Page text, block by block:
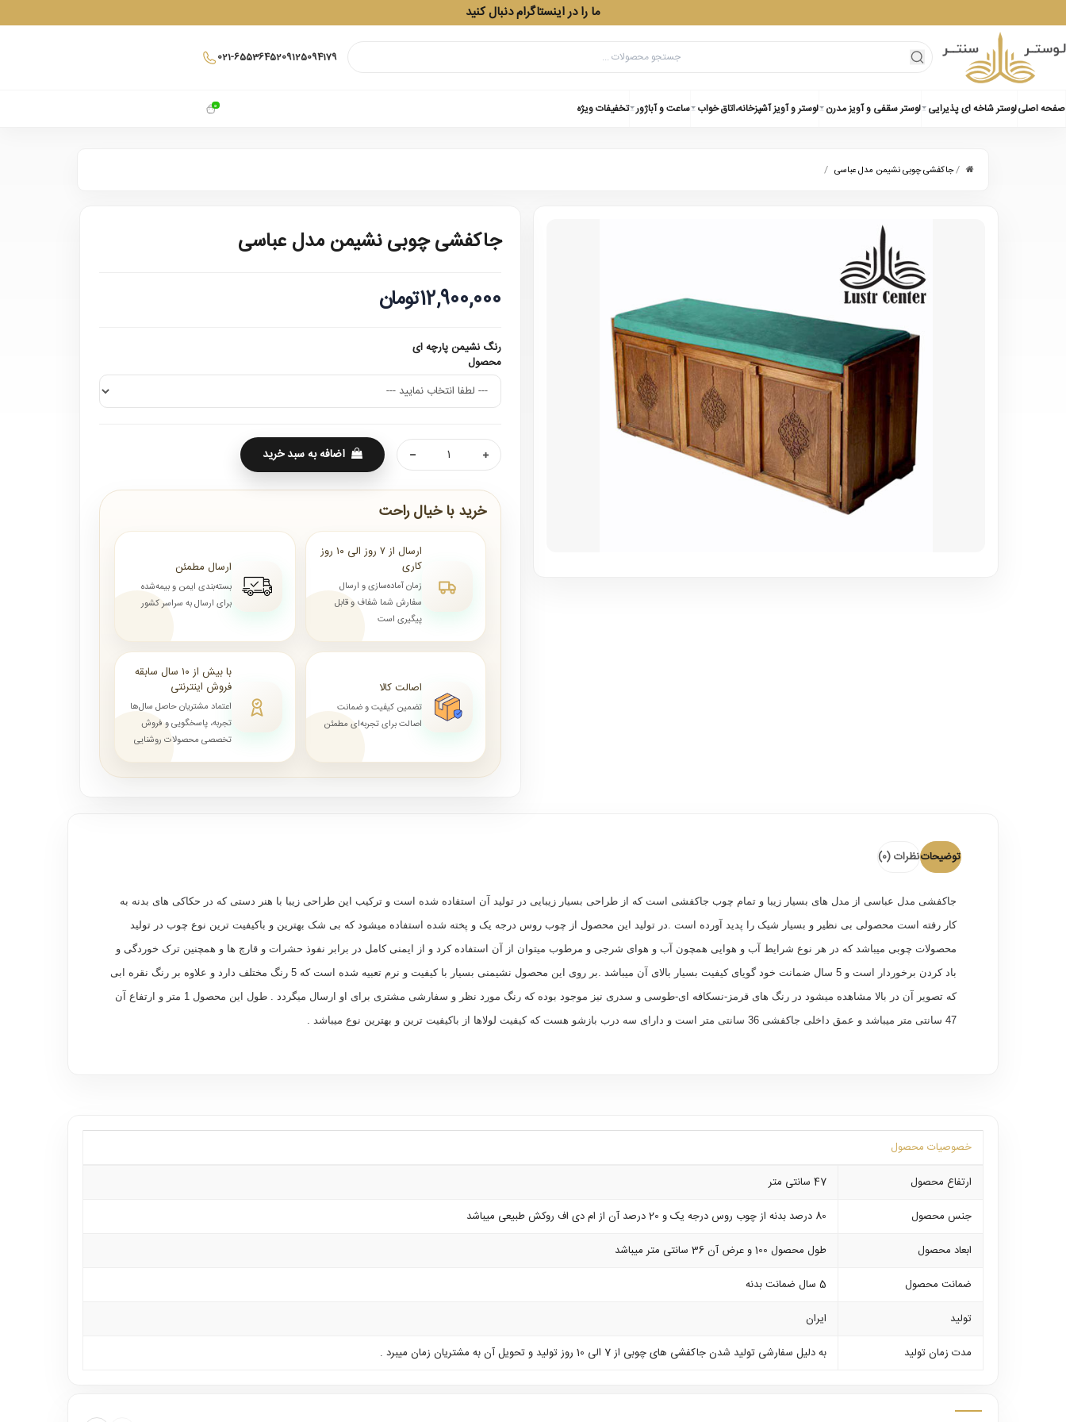
ما را در اینستاگرام دنبال کنید
021-6553645209125094179
0 صفحه اصلیلوستر شاخه ای پذیرایی لوستر سقفی و آویز مدرن لوستر و آویز آشپزخانه،اتاق خواب ساعت و آباژور تخفیفات ویژه
/جاکفشی چوبی نشیمن مدل عباسی /
جاکفشی چوبی نشیمن مدل عباسی
12,900,000تومان
رنگ نشیمن پارچه ای
محصول
اضافه به سبد خرید
خرید با خیال راحت
ارسال از ۷ روز الی ۱۰ روز
کاری
زمان آماده‌سازی و ارسال
سفارش شما شفاف و قابل
پیگیری است
ارسال مطمئن
بسته‌بندی ایمن و بیمه‌شده
برای ارسال به سراسر کشور
اصالت کالا
تضمین کیفیت و ضمانت
اصالت برای تجربه‌ای مطمئن
با بیش از ۱۰ سال سابقه
فروش اینترنتی
اعتماد مشتریان حاصل سال‌ها
تجربه، پاسخگویی و فروش
تخصصی محصولات روشنایی
توضیحاتنظرات (0)
جاکفشی مدل عباسی از مدل های بسیار زیبا و تمام چوب جاکفشی است که از طراحی بسیار زیبایی در تولید آن استفاده شده است و ترکیب این طراحی زیبا با هنر دستی که در حکاکی های بدنه به
کار رفته است محصولی بی نظیر و بسیار شیک را پدید آورده است .در تولید این محصول از چوب روس درجه یک و پخته شده استفاده میشود که بی شک بهترین و باکیفیت ترین نوع چوب در تولید
محصولات چوبی میباشد که در هر نوع شرایط آب و هوایی همچون آب و هوای شرجی و مرطوب میتوان از آن استفاده کرد و از ایمنی کامل در برابر نفوذ حشرات و قارچ ها و همچنین ترک خوردگی و
باد کردن برخوردار است و 5 سال ضمانت خود گویای کیفیت بسیار بالای آن میباشد .بر روی این محصول نشیمنی بسیار با کیفیت و نرم تعبیه شده است که 5 رنگ مختلف دارد و علاوه بر رنگ نقره ابی
که تصویر آن در بالا مشاهده میشود در رنگ های قرمز-نسکافه ای-طوسی و سدری نیز موجود بوده که رنگ مورد نظر و سفارشی مشتری برای او ارسال میگردد . طول این محصول 1 متر و ارتفاع آن
47 سانتی متر میباشد و عمق داخلی جاکفشی 36 سانتی متر است و دارای سه درب بازشو هست که کیفیت لولاها از باکیفیت ترین و بهترین نوع میباشد .
خصوصیات محصول
ارتفاع محصول
47 سانتی متر
جنس محصول
80 درصد بدنه از چوب روس درجه یک و 20 درصد آن از ام دی اف روکش طبیعی میباشد
ابعاد محصول
طول محصول 100 و عرض آن 36 سانتی متر میباشد
ضمانت محصول
5 سال ضمانت بدنه
تولید
ایران
مدت زمان تولید
به دلیل سفارشی تولید شدن جاکفشی های چوبی از 7 الی 10 روز تولید و تحویل آن به مشتریان زمان میبرد .